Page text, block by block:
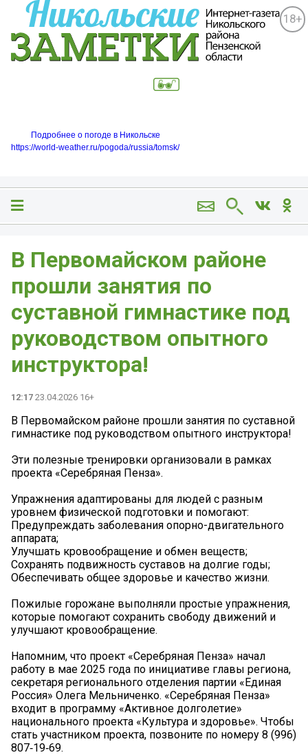
18+
Подробнее о погоде в Никольске
https://world-weather.ru/pogoda/russia/tomsk/
В Первомайском районе
прошли занятия по
суставной гимнастике под
руководством опытного
инструктора!
12:17 23.04.2026 16+
В Первомайском районе прошли занятия по суставной
гимнастике под руководством опытного инструктора!
Эти полезные тренировки организовали в рамках
проекта «Серебряная Пенза».
Упражнения адаптированы для людей с разным
уровнем физической подготовки и помогают:
Предупреждать заболевания опорно-двигательного
аппарата;
Улучшать кровообращение и обмен веществ;
Сохранять подвижность суставов на долгие годы;
Обеспечивать общее здоровье и качество жизни.
Пожилые горожане выполняли простые упражнения,
которые помогают сохранить свободу движений и
улучшают кровообращение.
Напомним, что проект «Серебряная Пенза» начал
работу в мае 2025 года по инициативе главы региона,
секретаря регионального отделения партии «Единая
Россия» Олега Мельниченко. «Серебряная Пенза»
входит в программу «Активное долголетие»
национального проекта «Культура и здоровье». Чтобы
стать участником проекта, позвоните по номеру 8 (996)
807‑19‑69.